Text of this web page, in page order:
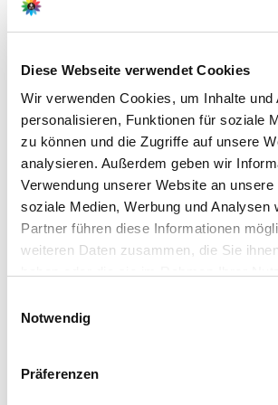
Diese Webseite verwendet Cookies
Wir verwenden Cookies, um Inhalte und
personalisieren, Funktionen für soziale
zu können und die Zugriffe auf unsere
analysieren. Außerdem geben wir
Verwendung unserer Website an
soziale Medien, Werbung und Analysen
Partner führen diese Informationen
weiteren Daten zusammen, die Sie
betätigen Sie anschließend den "OK"-Button:
Notwendig
Präferenzen
Ahrens+Sieberz GmbH &
Co KG
53721 Siegburg
E-Mail: info@as-garten.de
Webseite: https://www.as-
garten.de
Pflegetipps
Produktspezifisch
Ein sonniger und geschützter Standort wird